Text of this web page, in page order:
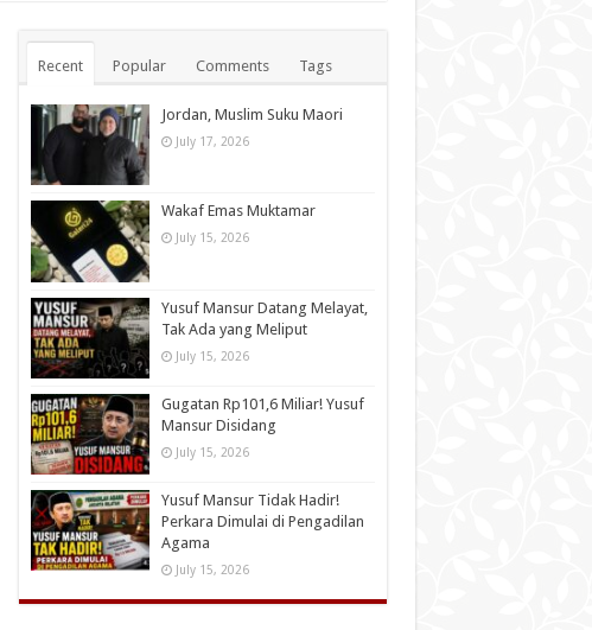
Recent Popular Comments Tags
Jordan, Muslim Suku Maori
July 17, 2026
Wakaf Emas Muktamar
July 15, 2026
Yusuf Mansur Datang Melayat,
Tak Ada yang Meliput
July 15, 2026
Gugatan Rp101,6 Miliar! Yusuf
Mansur Disidang
July 15, 2026
Yusuf Mansur Tidak Hadir!
Perkara Dimulai di Pengadilan
Agama
July 15, 2026